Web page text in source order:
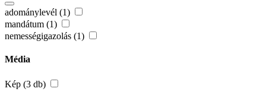
adománylevél (1)
mandátum (1)
nemességigazolás (1)
Média
Kép (3 db)